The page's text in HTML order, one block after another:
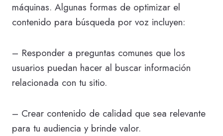
máquinas. Algunas formas de optimizar el
contenido para búsqueda por voz incluyen:
– Responder a preguntas comunes que los
usuarios puedan hacer al buscar información
relacionada con tu sitio.
– Crear contenido de calidad que sea relevante
para tu audiencia y brinde valor.